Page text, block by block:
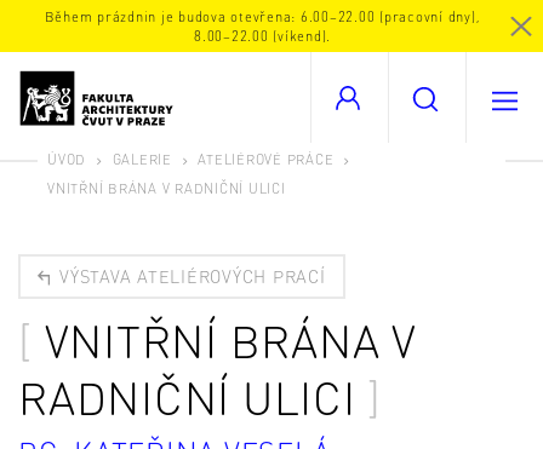
Během prázdnin je budova otevřena: 6.00–22.00 (pracovní dny),
8.00–22.00 (víkend).
ÚVOD GALERIE
ATELIÉROVÉ PRÁCE
VNITŘNÍ BRÁNA V RADNIČNÍ ULICI
VÝSTAVA ATELIÉROVÝCH PRACÍ
VNITŘNÍ BRÁNA V
RADNIČNÍ ULICI